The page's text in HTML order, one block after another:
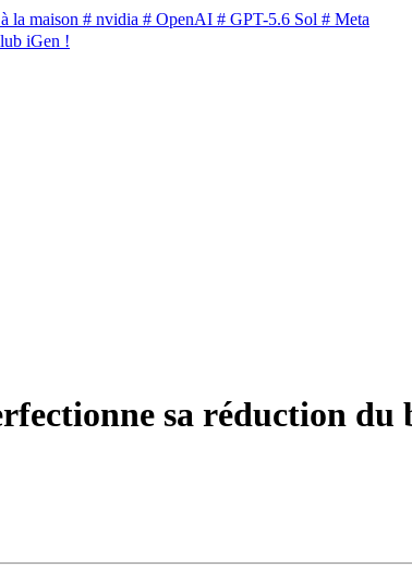
la maison # nvidia # OpenAI # GPT-5.6 Sol # Meta
iGen !
sa réduction du